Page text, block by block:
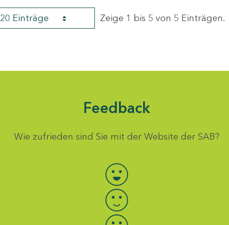
20 Einträge Zeige 1 bis 5 von 5 Einträgen.
Feedback
Wie zufrieden sind Sie mit der Website der SAB?
Bewertung auswählen